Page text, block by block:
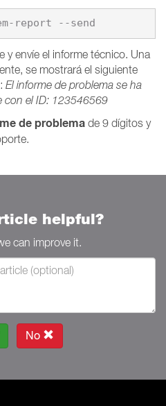
report --send
y envíe el informe técnico. Una
se mostrará el siguiente
El informe de problema se ha
con el ID: 123546569
de problema de 9 dígitos y
helpful?
can improve it.
No